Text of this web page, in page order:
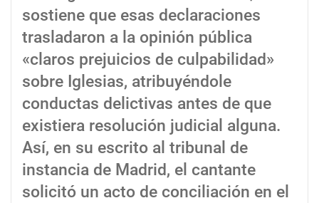
sostiene que esas declaraciones
trasladaron a la opinión pública
«claros prejuicios de culpabilidad»
sobre Iglesias, atribuyéndole
conductas delictivas antes de que
existiera resolución judicial alguna.
Así, en su escrito al tribunal de
instancia de Madrid, el cantante
solicitó un acto de conciliación en el